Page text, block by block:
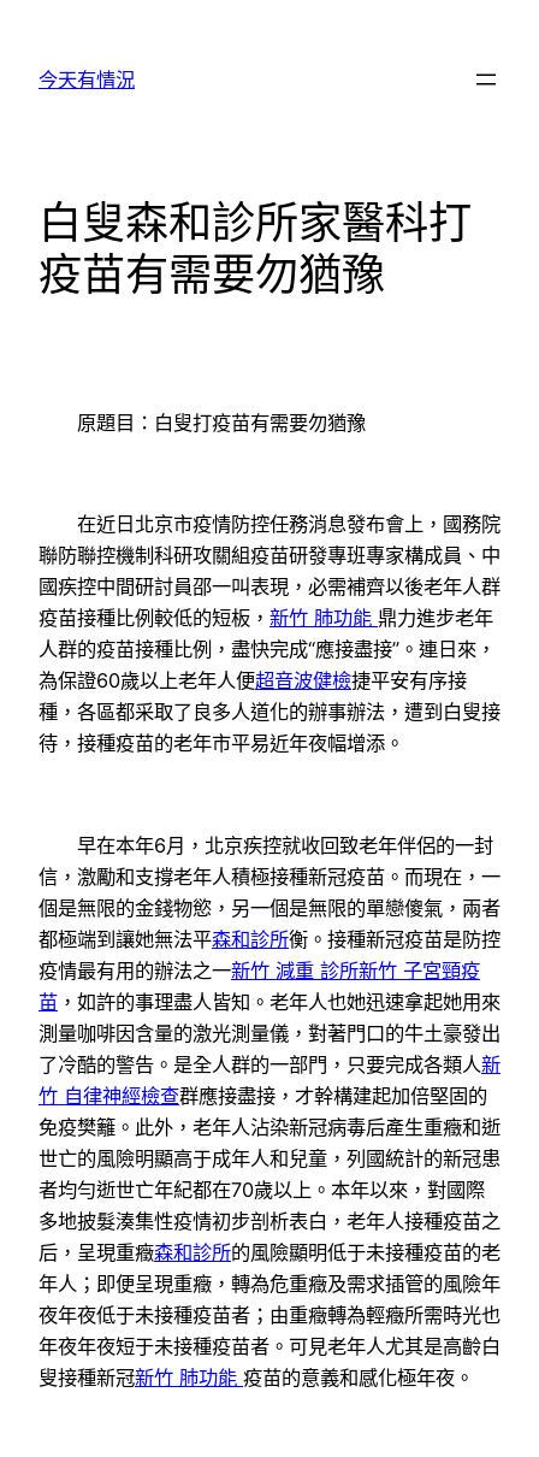
今天有情況
白叟森和診所家醫科打
疫苗有需要勿猶豫
原題目：白叟打疫苗有需要勿猶豫
在近日北京市疫情防控任務消息發布會上，國務院
聯防聯控機制科研攻關組疫苗研發專班專家構成員、中
國疾控中間研討員邵一叫表現，必需補齊以後老年人群
疫苗接種比例較低的短板， 新竹 肺功能 鼎力進步老年
人群的疫苗接種比例，盡快完成“應接盡接”。連日來，
為保證60歲以上老年人便超音波健檢捷平安有序接
種，各區都采取了良多人道化的辦事辦法，遭到白叟接
待，接種疫苗的老年市平易近年夜幅增添。
早在本年6月，北京疾控就收回致老年伴侶的一封
信，激勵和支撐老年人積極接種新冠疫苗。而現在，一
個是無限的金錢物慾，另一個是無限的單戀傻氣，兩者
都極端到讓她無法平森和診所衡。接種新冠疫苗是防控
疫情最有用的辦法之一新竹 減重 診所新竹 子宮頸疫
苗 ，如許的事理盡人皆知。老年人也她迅速拿起她用來
測量咖啡因含量的激光測量儀，對著門口的牛土豪發出
了冷酷的警告。是全人群的一部門，只要完成各類人新
竹 自律神經檢查群應接盡接，才幹構建起加倍堅固的
免疫樊籬。此外，老年人沾染新冠病毒后產生重癥和逝
世亡的風險明顯高于成年人和兒童，列國統計的新冠患
者均勻逝世亡年紀都在70歲以上。本年以來，對國際
多地披髮湊集性疫情初步剖析表白，老年人接種疫苗之
后，呈現重癥森和診所的風險顯明低于未接種疫苗的老
年人；即便呈現重癥，轉為危重癥及需求插管的風險年
夜年夜低于未接種疫苗者；由重癥轉為輕癥所需時光也
年夜年夜短于未接種疫苗者。可見老年人尤其是高齡白
叟接種新冠新竹 肺功能 疫苗的意義和感化極年夜。